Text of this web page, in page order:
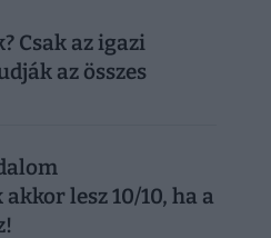
Csak az igazi
az összes
lesz 10/10, ha a